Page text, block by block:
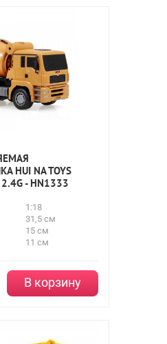
HUI NA TOYS
- HN1333
1:18
31,5 см
15 см
11 см
В корзину